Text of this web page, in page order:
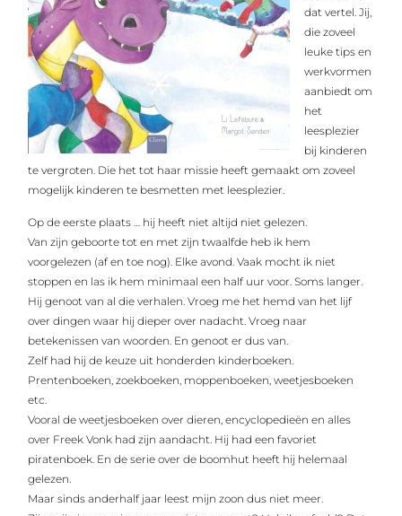
dat vertel. Jij,
die zoveel
leuke tips en
werkvormen
aanbiedt om
het
leesplezier
bij kinderen
te vergroten. Die het tot haar missie heeft gemaakt om zoveel
mogelijk kinderen te besmetten met leesplezier.
Op de eerste plaats … hij heeft niet altijd niet gelezen.
Van zijn geboorte tot en met zijn twaalfde heb ik hem
voorgelezen (af en toe nog). Elke avond. Vaak mocht ik niet
stoppen en las ik hem minimaal een half uur voor. Soms langer.
Hij genoot van al die verhalen. Vroeg me het hemd van het lijf
over dingen waar hij dieper over nadacht. Vroeg naar
betekenissen van woorden. En genoot er dus van.
Zelf had hij de keuze uit honderden kinderboeken.
Prentenboeken, zoekboeken, moppenboeken, weetjesboeken
etc.
Vooral de weetjesboeken over dieren, encyclopedieën en alles
over Freek Vonk had zijn aandacht. Hij had een favoriet
piratenboek. En de serie over de boomhut heeft hij helemaal
gelezen.
Maar sinds anderhalf jaar leest mijn zoon dus niet meer.